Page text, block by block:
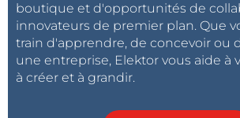
boutique et d'opportunités de
innovateurs de premier plan. Que
train d'apprendre, de concevoir ou
une entreprise, Elektor vous aide à
à créer et à grandir.